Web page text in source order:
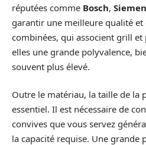
réputées comme Bosch,
garantir une meilleure qualité et
combinées, qui associent grill
elles une grande polyvalence,
souvent plus élevé.
Outre le matériau, la taille de la
essentiel. Il est nécessaire de
convives que vous servez
la capacité requise. Une grande